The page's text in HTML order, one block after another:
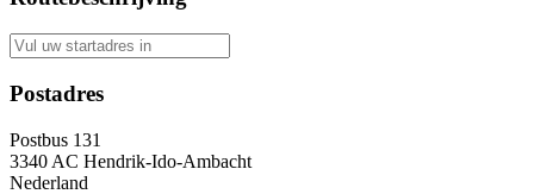
Postadres
Postbus 131
3340 AC Hendrik-Ido-Ambacht
Nederland